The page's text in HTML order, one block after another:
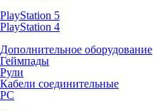
PlayStation 5
PlayStation 4
Дополнительное оборудование
Геймпады
Рули
Кабели соединительные
PC